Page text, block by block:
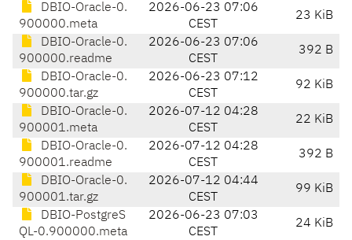
DBIO-Oracle-0.
900000.meta
2026-06-23 07:06
CEST
23 KiB
DBIO-Oracle-0.
900000.readme
2026-06-23 07:06
CEST
392 B
DBIO-Oracle-0.
900000.tar.gz
2026-06-23 07:12
CEST
92 KiB
DBIO-Oracle-0.
900001.meta
2026-07-12 04:28
CEST
22 KiB
DBIO-Oracle-0.
900001.readme
2026-07-12 04:28
CEST
392 B
DBIO-Oracle-0.
900001.tar.gz
2026-07-12 04:44
CEST
99 KiB
DBIO-PostgreS
QL-0.900000.meta
2026-06-23 07:03
CEST
24 KiB